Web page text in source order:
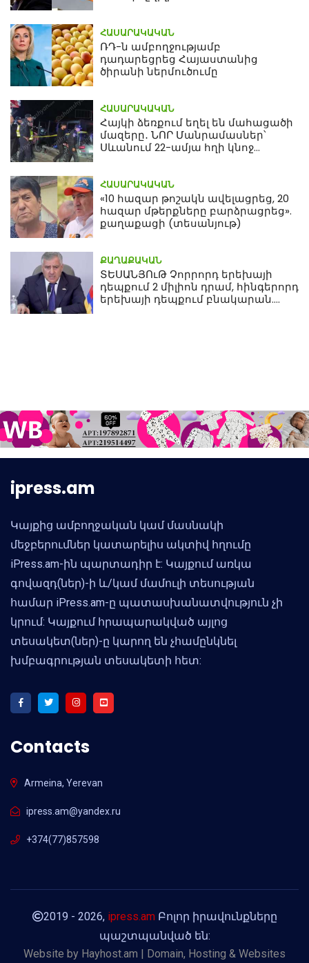
ՀԱՍԱՐԱԿԱԿԱՆ
ՌԴ-ն ամբողջությամբ
դադարեցրեց Հայաստանից
ծիրանի ներմուծումը
ՀԱՍԱՐԱԿԱԿԱՆ
Հայկի ձեռքում եղել են մահացածի
մազերը․ ՆՈՐ Մանրամասներ՝
Սևանում 22-ամյա հղի կնոջ
ՀԱՍԱՐԱԿԱԿԱՆ
«10 հազար թոշակն ավելացրեց, 20
հազար մթերքները բարձրացրեց».
քաղաքացի (տեսանյութ)
ՔԱՂԱՔԱԿԱՆ
ՏԵՍԱՆՅՈւԹ Չորրորդ երեխայի
դեպքում 2 միլիոն դրամ, հինգերորդ
երեխայի դեպքում բնակարան.
ipress.am
Կայքից ամբողջական կամ մասնակի
մեջբերումներ կատարելիս ակտիվ հղումը
iPress.am-ին պարտադիր է: Կայքում առկա
գովազդ(ներ)-ի և/կամ մամուլի տեսության
համար iPress.am-ը պատասխանատվություն չի
կրում: Կայքում հրապարակված այլոց
տեսակետ(ներ)-ը կարող են չհամընկնել
խմբագրության տեսակետի հետ:
Contacts
Armeina, Yerevan
ipress.am@yandex.ru
+374(77)857598
2019 - 2026, ipress.amԲոլոր իրավունքները
պաշտպանված են:
Website by Hayhost.am | Domain, Hosting & Websites